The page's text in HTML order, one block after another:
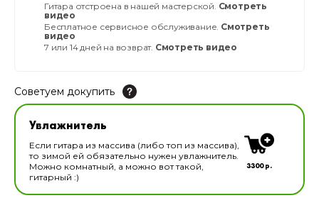
Гитара отстроена в нашей мастерской. Смотреть
видео
Бесплатное сервисное обслуживание. Смотреть
видео
7 или 14 дней на возврат. Смотреть видео
Советуем докупить
Увлажнитель для музыкальных инструментов
В наличии
Увлажнитель
Если гитара из массива (либо топ из массива),
то зимой ей обязательно нужен увлажнитель.
Можно комнатный, а можно вот такой,
гитарный :)
3300 р.